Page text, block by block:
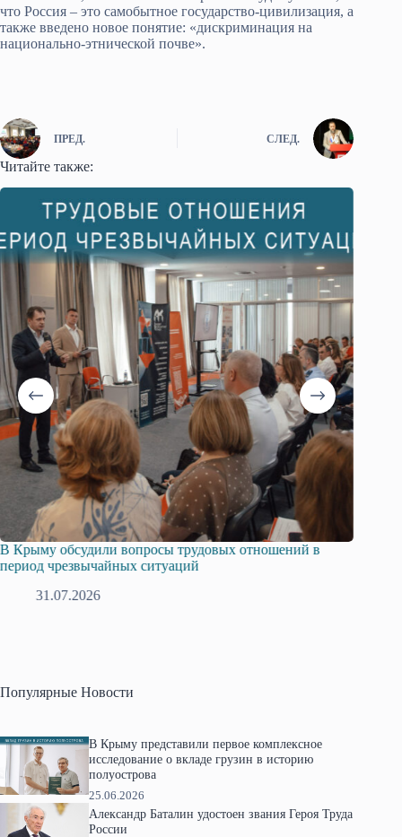
что Россия – это самобытное государство-цивилизация, а
также введено новое понятие: «дискриминация на
национально-этнической почве».
ПРЕД. СЛЕД.
Читайте также:
В Крыму обсудили вопросы трудовых отношений в
период чрезвычайных ситуаций
31.07.2026
Популярные Новости
В Крыму представили первое комплексное
исследование о вкладе грузин в историю
полуострова
25.06.2026
Александр Баталин удостоен звания Героя Труда
России